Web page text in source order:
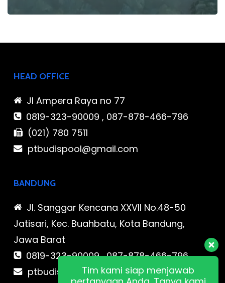
HEAD OFFICE
Jl Ampera Raya no 77
0819-323-90009 , 087-878-466-796
(021) 780 7511
ptbudispool@gmail.com
BANDUNG
Jl. Sanggar Kencana XXVII No.48-50
Jatisari, Kec. Buahbatu, Kota Bandung,
Jawa Barat
0819-323-90009 , 087-878-466-796
ptbudispool@gmail.comTim kami siap menjawab